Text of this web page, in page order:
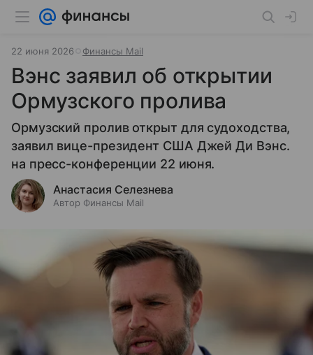
22 июня 2026 Финансы Mail
Вэнс заявил об открытии
Ормузского пролива
Ормузский пролив открыт для судоходства,
заявил вице-президент США Джей Ди Вэнс.
на пресс-конференции 22 июня.
Анастасия Селезнева
Автор Финансы Mail